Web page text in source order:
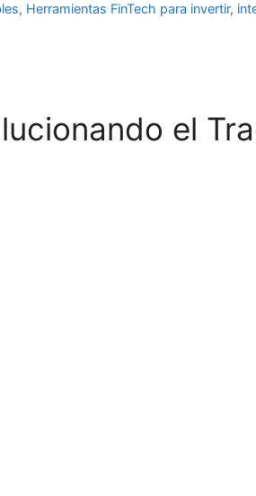
, Herramientas FinTech para invertir,
el